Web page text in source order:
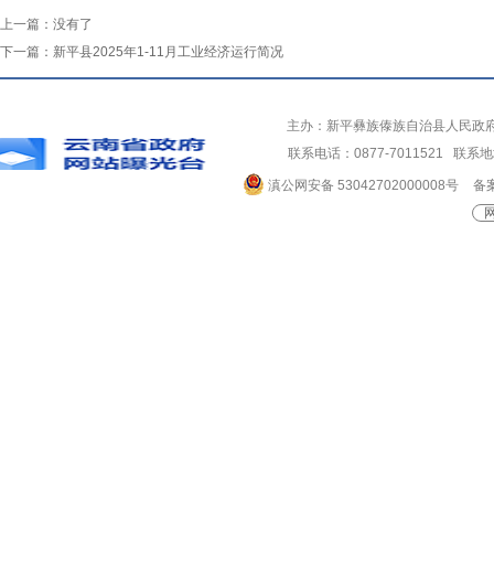
上一篇： 没有了
下一篇： 新平县2025年1-11月工业经济运行简况
主办：新平彝族傣族自治县人民
联系电话：0877-7011521 联系
滇公网安备 53042702000008号
备